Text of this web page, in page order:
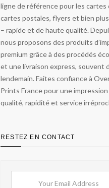
ligne de référence pour les cartes
cartes postales, flyers et bien
– rapide et de haute qualité.
nous proposons des produits
premium grâce à des procédés
et une livraison express, souvent
lendemain. Faites confiance à
Prints France pour une
qualité, rapidité et service
RESTEZ EN CONTACT